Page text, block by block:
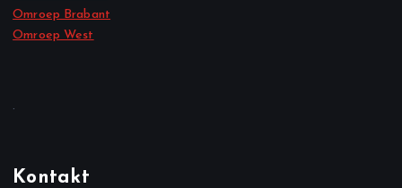
Omroep Brabant
Omroep West
.
Kontakt